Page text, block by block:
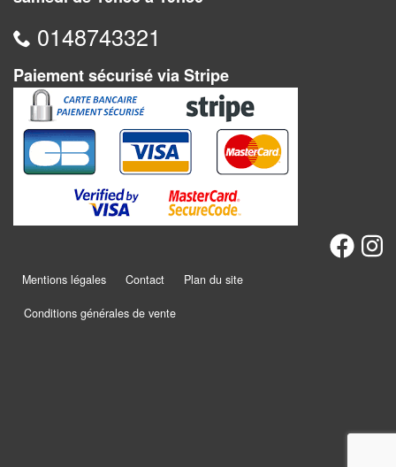
Jeux
de
rôle
Wargames
Jeu
de
0148743321
Paiement sécurisé via Stripe
Mentions légales Contact Plan du site
Conditions générales de vente